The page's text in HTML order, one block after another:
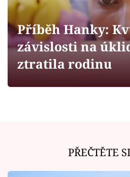
Sledujte prima+
Filmový festival
Sledujte nás
Příběh Hanky:
závislosti na
ztratila rodinu
PŘEČTĚTE